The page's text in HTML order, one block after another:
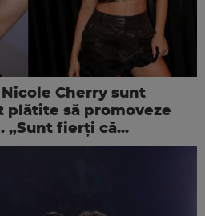
Cherry sunt
plătite să promoveze
„Sunt fierți că...